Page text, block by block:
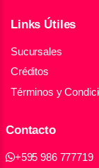
Links Útiles
Sucursales
Créditos
Términos y
Contacto
+595 986 777719